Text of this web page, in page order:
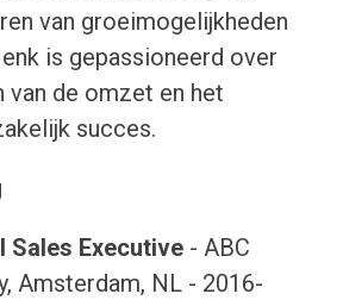
van groeimogelijkheden
is gepassioneerd over
van de omzet en het
succes.
Sales Executive- ABC
Amsterdam, NL - 2016-